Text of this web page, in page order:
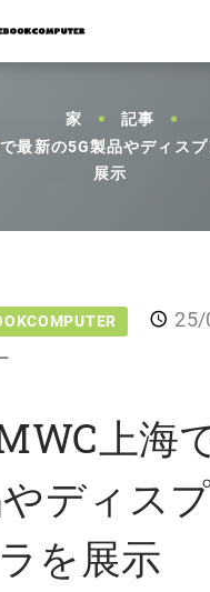
家
記事
最新の5G製品やディス
展示
25/
上海
ディス
を展示